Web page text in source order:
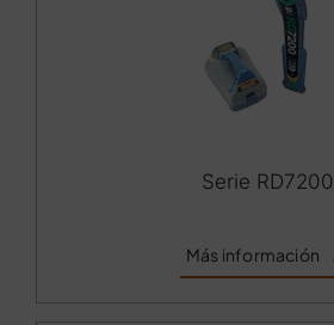
Serie RD7200
Más información